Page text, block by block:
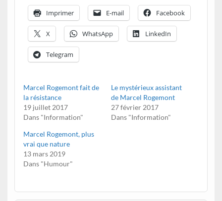
Imprimer E-mail Facebook
X WhatsApp LinkedIn
Telegram
Marcel Rogemont fait de
la résistance
19 juillet 2017
Dans "Information"
Le mystérieux assistant
de Marcel Rogemont
27 février 2017
Dans "Information"
Marcel Rogemont, plus
vrai que nature
13 mars 2019
Dans "Humour"